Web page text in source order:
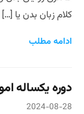
کلام زبان بدن یا […]
ادامه مطلب
دوره یکساله
2024-08-28